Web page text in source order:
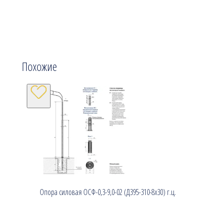
Похожие
Опора силовая ОСФ-0,3-9,0-02 (Д395-310-8х30) г.ц.